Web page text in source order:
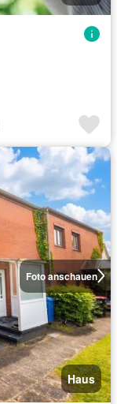
Foto anschauen
Haus